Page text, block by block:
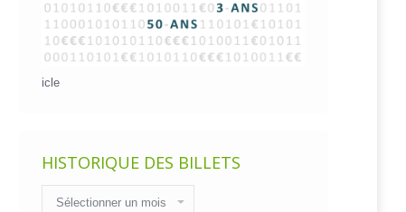
icle
HISTORIQUE DES BILLETS
des